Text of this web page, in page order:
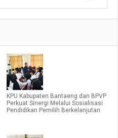
KPU Kabupaten Bantaeng dan BPVP
Perkuat Sinergi Melalui Sosialisasi
Pendidikan Pemilih Berkelanjutan